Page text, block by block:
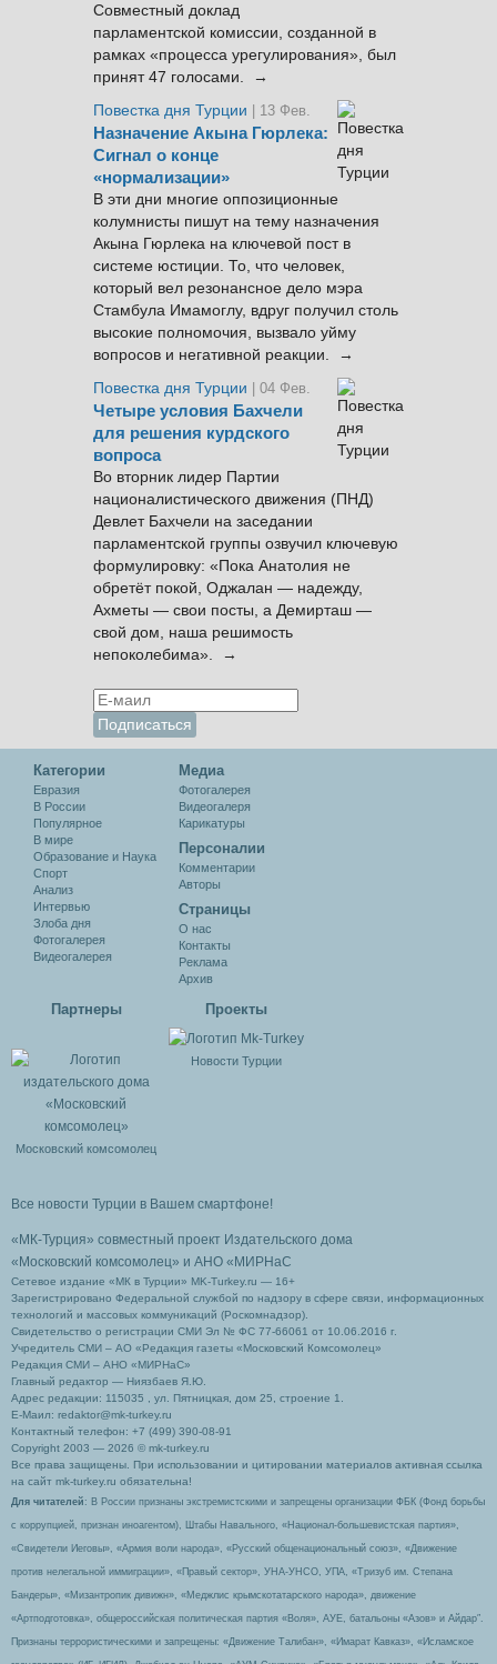
Совместный доклад
парламентской комиссии, созданной в
рамках «процесса урегулирования», был
принят 47 голосами. →
Повестка дня Турции
| 13 Фев.
Назначение Акына Гюрлека:
Сигнал о конце
«нормализации»
В эти дни многие оппозиционные
колумнисты пишут на тему назначения
Акына Гюрлека на ключевой пост в
системе юстиции. То, что человек,
который вел резонансное дело мэра
Стамбула Имамоглу, вдруг получил столь
высокие полномочия, вызвало уйму
вопросов и негативной реакции. →
Повестка дня Турции
| 04 Фев.
Четыре условия Бахчели
для решения курдского
вопроса
Во вторник лидер Партии
националистического движения (ПНД)
Девлет Бахчели на заседании
парламентской группы озвучил ключевую
формулировку: «Пока Анатолия не
обретёт покой, Оджалан — надежду,
Ахметы — свои посты, а Демирташ —
свой дом, наша решимость
непоколебима». →
Категории
Евразия
В России
Популярное
В мире
Образование и Наука
Спорт
Анализ
Интервью
Злоба дня
Фотогалерея
Видеогалерея
Медиа
Фотогалерея
Видеогалеря
Карикатуры
Персоналии
Комментарии
Авторы
Cтраницы
О нас
Контакты
Реклама
Архив
Партнеры
Московский комсомолец
Проекты
Новости Турции
Все новости Турции в Вашем смартфоне!
«МК-Турция» совместный проект Издательского дома
«Московский комсомолец» и АНО «МИРНаС
Сетевое издание «МК в Турции» MK-Turkey.ru — 16+
Зарегистрировано Федеральной службой по надзору в сфере связи, информационных
технологий и массовых коммуникаций (Роскомнадзор).
Свидетельство о регистрации СМИ Эл № ФС 77-66061 от 10.06.2016 г.
Учредитель СМИ – АО «Редакция газеты «Московский Комсомолец»
Редакция СМИ – АНО «МИРНаС»
Главный редактор — Ниязбаев Я.Ю.
Адрес редакции: 115035 , ул. Пятницкая, дом 25, строение 1.
Е-Маил: redaktor@mk-turkey.ru
Контактный телефон: +7 (499) 390-08-91
Copyright 2003 — 2026 © mk-turkey.ru
Все права защищены. При использовании и цитировании материалов активная ссылка
на сайт mk-turkey.ru обязательна!
Для читателей : В России признаны экстремистскими и запрещены организации ФБК (Фонд борьбы
с коррупцией, признан иноагентом), Штабы Навального, «Национал-большевистская партия»,
«Свидетели Иеговы», «Армия воли народа», «Русский общенациональный союз», «Движение
против нелегальной иммиграции», «Правый сектор», УНА-УНСО, УПА, «Тризуб им. Степана
Бандеры», «Мизантропик дивижн», «Меджлис крымскотатарского народа», движение
«Артподготовка», общероссийская политическая партия «Воля», АУЕ, батальоны «Азов» и Айдар″.
Признаны террористическими и запрещены: «Движение Талибан», «Имарат Кавказ», «Исламское